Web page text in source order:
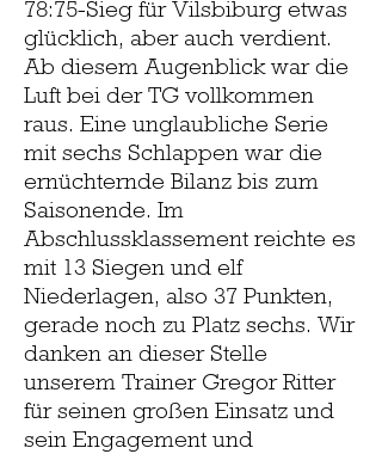
78:75-Sieg für Vilsbiburg etwas
glücklich, aber auch verdient.
Ab diesem Augenblick war die
Luft bei der TG vollkommen
raus. Eine unglaubliche Serie
mit sechs Schlappen war die
ernüchternde Bilanz bis zum
Saisonende. Im
Abschlussklassement reichte es
mit 13 Siegen und elf
Niederlagen, also 37 Punkten,
gerade noch zu Platz sechs. Wir
danken an dieser Stelle
unserem Trainer Gregor Ritter
für seinen großen Einsatz und
sein Engagement und